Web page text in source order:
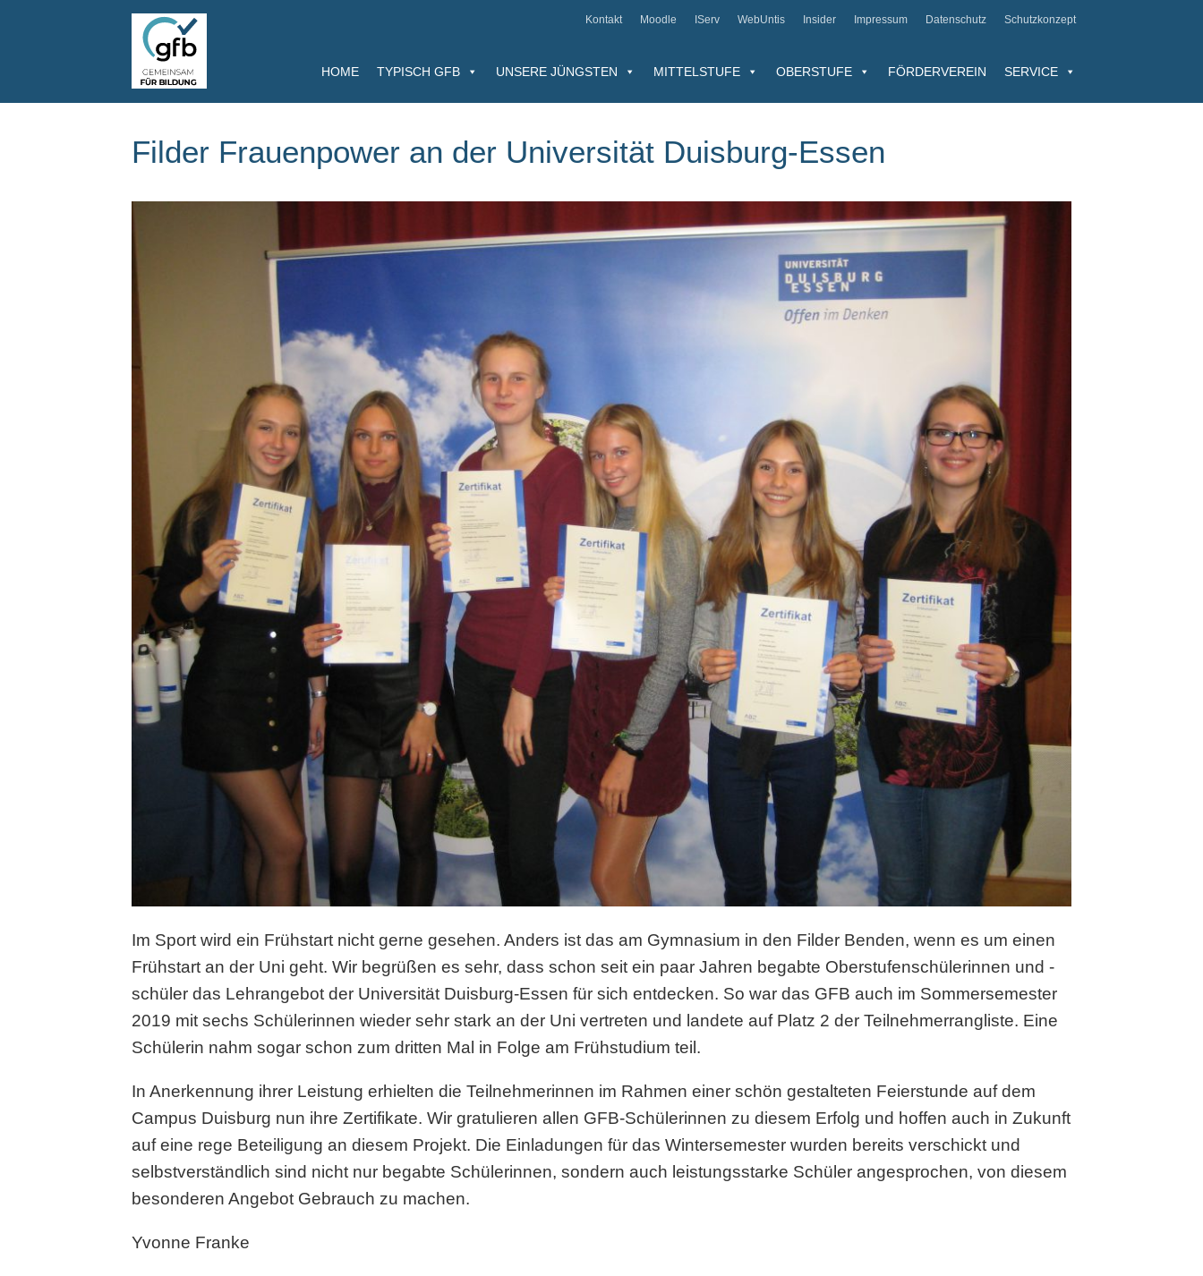
Kontakt Moodle IServ WebUntis Insider Impressum Datenschutz Schutzkonzept
HOME TYPISCH GFB UNSERE JÜNGSTEN MITTELSTUFE OBERSTUFE FÖRDERVEREIN SERVICE
Filder Frauenpower an der Universität Duisburg-Essen
Im Sport wird ein Frühstart nicht gerne gesehen. Anders ist das am Gymnasium in den Filder Benden, wenn es um einen
Frühstart an der Uni geht. Wir begrüßen es sehr, dass schon seit ein paar Jahren begabte Oberstufenschülerinnen und -
schüler das Lehrangebot der Universität Duisburg-Essen für sich entdecken. So war das GFB auch im Sommersemester
2019 mit sechs Schülerinnen wieder sehr stark an der Uni vertreten und landete auf Platz 2 der Teilnehmerrangliste. Eine
Schülerin nahm sogar schon zum dritten Mal in Folge am Frühstudium teil.
In Anerkennung ihrer Leistung erhielten die Teilnehmerinnen im Rahmen einer schön gestalteten Feierstunde auf dem
Campus Duisburg nun ihre Zertifikate. Wir gratulieren allen GFB-Schülerinnen zu diesem Erfolg und hoffen auch in Zukunft
auf eine rege Beteiligung an diesem Projekt. Die Einladungen für das Wintersemester wurden bereits verschickt und
selbstverständlich sind nicht nur begabte Schülerinnen, sondern auch leistungsstarke Schüler angesprochen, von diesem
besonderen Angebot Gebrauch zu machen.
Yvonne Franke